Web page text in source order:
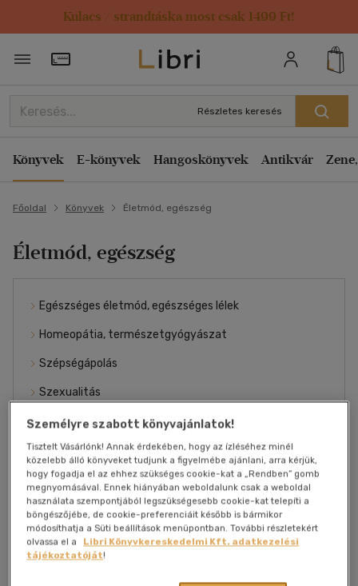
Kulacs / strandtáska most csak 1499 Ft!
Törzsvásárlói Kártya adatai
Részletes keresés
Könyvek E-könyvek Hangoskönyvek Antikvár
Főoldal Könyvek Életmód, egészség
Életmód, egészség
Egészséges életmód, egészséges lélek
Homeopátia, természetgyógyászat
Szépségápolás
Szexualitás
Életstratégia, érvényesülés
Táplálkozás, diéta
Betegségről mindenkinek
További könyveink
Fitness, jóga
Gyermekeink egészsége
Személyre szabott könyvajánlatok!
Tisztelt Vásárlónk! Annak érdekében, hogy az ízléséhez minél
közelebb álló könyveket tudjunk a figyelmébe ajánlani, arra kérjük,
hogy fogadja el az ehhez szükséges cookie-kat a „Rendben” gomb
megnyomásával. Ennek hiányában weboldalunk csak a weboldal
használata szempontjából legszükségesebb cookie-kat telepíti a
böngészőjébe, de cookie-preferenciáit később is bármikor
módosíthatja a Süti beállítások menüpontban. További részletekért
olvassa el a
Libri Könyvkereskedelmi Kft. adatkezelési
tájékoztatóját!